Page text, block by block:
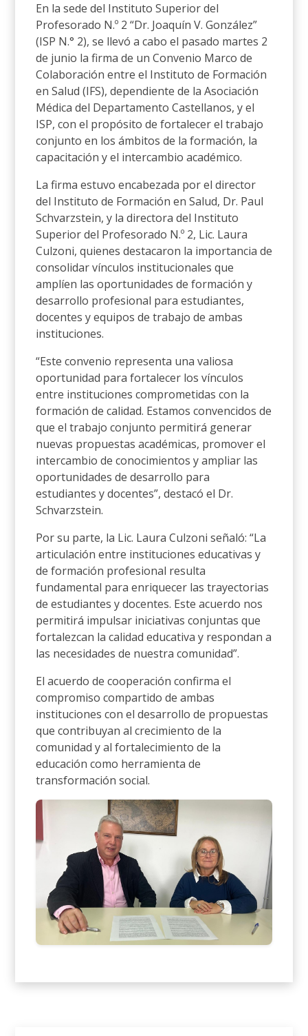
En la sede del Instituto Superior del
Profesorado N.º 2 “Dr. Joaquín V. González”
(ISP N.° 2), se llevó a cabo el pasado martes 2
de junio la firma de un Convenio Marco de
Colaboración entre el Instituto de Formación
en Salud (IFS), dependiente de la Asociación
Médica del Departamento Castellanos, y el
ISP, con el propósito de fortalecer el trabajo
conjunto en los ámbitos de la formación, la
capacitación y el intercambio académico.
La firma estuvo encabezada por el director
del Instituto de Formación en Salud, Dr. Paul
Schvarzstein, y la directora del Instituto
Superior del Profesorado N.º 2, Lic. Laura
Culzoni, quienes destacaron la importancia de
consolidar vínculos institucionales que
amplíen las oportunidades de formación y
desarrollo profesional para estudiantes,
docentes y equipos de trabajo de ambas
instituciones.
“Este convenio representa una valiosa
oportunidad para fortalecer los vínculos
entre instituciones comprometidas con la
formación de calidad. Estamos convencidos de
que el trabajo conjunto permitirá generar
nuevas propuestas académicas, promover el
intercambio de conocimientos y ampliar las
oportunidades de desarrollo para
estudiantes y docentes”, destacó el Dr.
Schvarzstein.
Por su parte, la Lic. Laura Culzoni señaló: “La
articulación entre instituciones educativas y
de formación profesional resulta
fundamental para enriquecer las trayectorias
de estudiantes y docentes. Este acuerdo nos
permitirá impulsar iniciativas conjuntas que
fortalezcan la calidad educativa y respondan a
las necesidades de nuestra comunidad”.
El acuerdo de cooperación confirma el
compromiso compartido de ambas
instituciones con el desarrollo de propuestas
que contribuyan al crecimiento de la
comunidad y al fortalecimiento de la
educación como herramienta de
transformación social.